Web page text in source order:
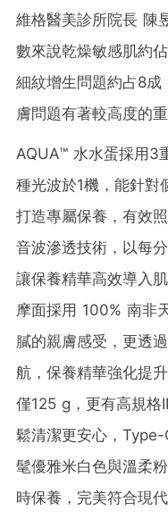
維格醫美診所院長 陳
數來說乾燥敏感肌約
細紋增生問題約占8成
膚問題有著較高度的重
AQUA™ 水水蛋採用3
種光波於1機，能針對
打造專屬保養，有效
音波滲透技術，以每
讓保養精華高效導入
摩面採用 100% 南非
膩的親膚感受，更透
航，保養精華強化提
僅125 g，更有高規格
鬆清潔更安心，
髦優雅米白色與溫柔
時保養，完美符合現